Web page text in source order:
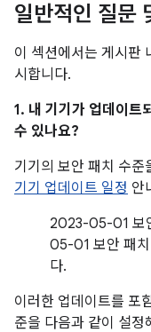
일반적인 질문
이 섹션에서는 게시판
시합니다.
1. 내 기기가 업데이트
수 있나요?
기기의 보안 패치 수준
기기 업데이트 일정 안
2023-05-01 보
05-01 보안 패치
다.
이러한 업데이트를 포
준을 다음과 같이 설정